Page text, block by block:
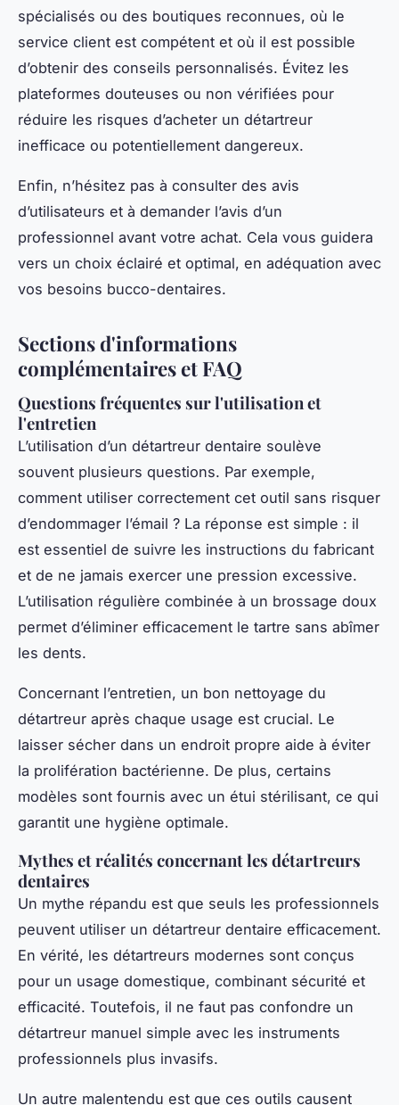
spécialisés ou des boutiques reconnues, où le
service client est compétent et où il est possible
d’obtenir des conseils personnalisés. Évitez les
plateformes douteuses ou non vérifiées pour
réduire les risques d’acheter un détartreur
inefficace ou potentiellement dangereux.
Enfin, n’hésitez pas à consulter des avis
d’utilisateurs et à demander l’avis d’un
professionnel avant votre achat. Cela vous guidera
vers un choix éclairé et optimal, en adéquation avec
vos besoins bucco-dentaires.
Sections d'informations
complémentaires et FAQ
Questions fréquentes sur l'utilisation et
l'entretien
L’utilisation d’un détartreur dentaire soulève
souvent plusieurs questions. Par exemple,
comment utiliser correctement cet outil sans risquer
d’endommager l’émail ? La réponse est simple : il
est essentiel de suivre les instructions du fabricant
et de ne jamais exercer une pression excessive.
L’utilisation régulière combinée à un brossage doux
permet d’éliminer efficacement le tartre sans abîmer
les dents.
Concernant l’entretien, un bon nettoyage du
détartreur après chaque usage est crucial. Le
laisser sécher dans un endroit propre aide à éviter
la prolifération bactérienne. De plus, certains
modèles sont fournis avec un étui stérilisant, ce qui
garantit une hygiène optimale.
Mythes et réalités concernant les détartreurs
dentaires
Un mythe répandu est que seuls les professionnels
peuvent utiliser un détartreur dentaire efficacement.
En vérité, les détartreurs modernes sont conçus
pour un usage domestique, combinant sécurité et
efficacité. Toutefois, il ne faut pas confondre un
détartreur manuel simple avec les instruments
professionnels plus invasifs.
Un autre malentendu est que ces outils causent